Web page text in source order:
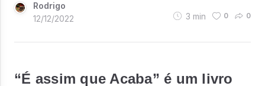
Rodrigo
12/12/2022
3 min 0 0
“É assim que Acaba” é um livro